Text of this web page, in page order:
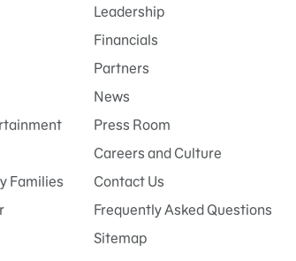
Families
Leadership
Financials
Partners
News
Press Room
Careers and Culture
Contact Us
Frequently Asked Questions
Sitemap